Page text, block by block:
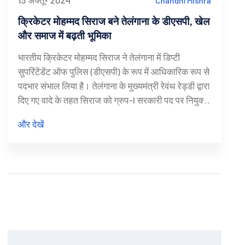
क्रिकेटर मोहम्मद सिराज बने तेलंगाना के डीएसपी, खेल
और समाज में बढ़ती भूमिका
भारतीय क्रिकेटर मोहम्मद सिराज ने तेलंगाना में डिप्टी
सुपरिंटेंडेंट ऑफ पुलिस (डीएसपी) के रूप में आधिकारिक रूप से
पदभार संभाल लिया है। तेलंगाना के मुख्यमंत्री रेवंथ रेड्डी द्वारा
दिए गए वादे के तहत सिराज को ग्रुप-I सरकारी पद पर नियुक्त
क्रिकेट का विश्व स्तरीय प्रतिनिधित्व करने के सम्मान में दिया
और देखें